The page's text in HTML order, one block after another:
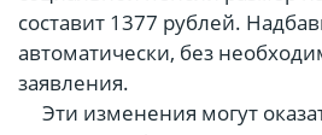
составит 1377 рублей.
автоматически, без
заявления.
Эти изменения могут